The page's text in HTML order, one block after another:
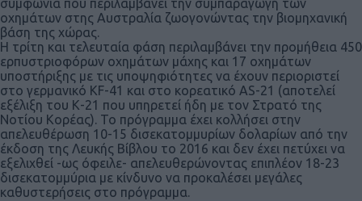
συμφωνία που περιλαμβάνει την συμπαραγωγή των
οχημάτων στης Αυστραλία ζωογονώντας την βιομηχανική
βάση της χώρας.
Η τρίτη και τελευταία φάση περιλαμβάνει την προμήθεια 450
ερπυστριοφόρων οχημάτων μάχης και 17 οχημάτων
υποστήριξης με τις υποψηφιότητες να έχουν περιοριστεί
στο γερμανικό KF-41 και στο κορεατικό AS-21 (αποτελεί
εξέλιξη του Κ-21 που υπηρετεί ήδη με τον Στρατό της
Νοτίου Κορέας). Το πρόγραμμα έχει κολλήσει στην
απελευθέρωση 10-15 δισεκατομμυρίων δολαρίων από την
έκδοση της Λευκής Βίβλου το 2016 και δεν έχει πετύχει να
εξελιχθεί -ως όφειλε- απελευθερώνοντας επιπλέον 18-23
δισεκατομμύρια με κίνδυνο να προκαλέσει μεγάλες
καθυστερήσεις στο πρόγραμμα.